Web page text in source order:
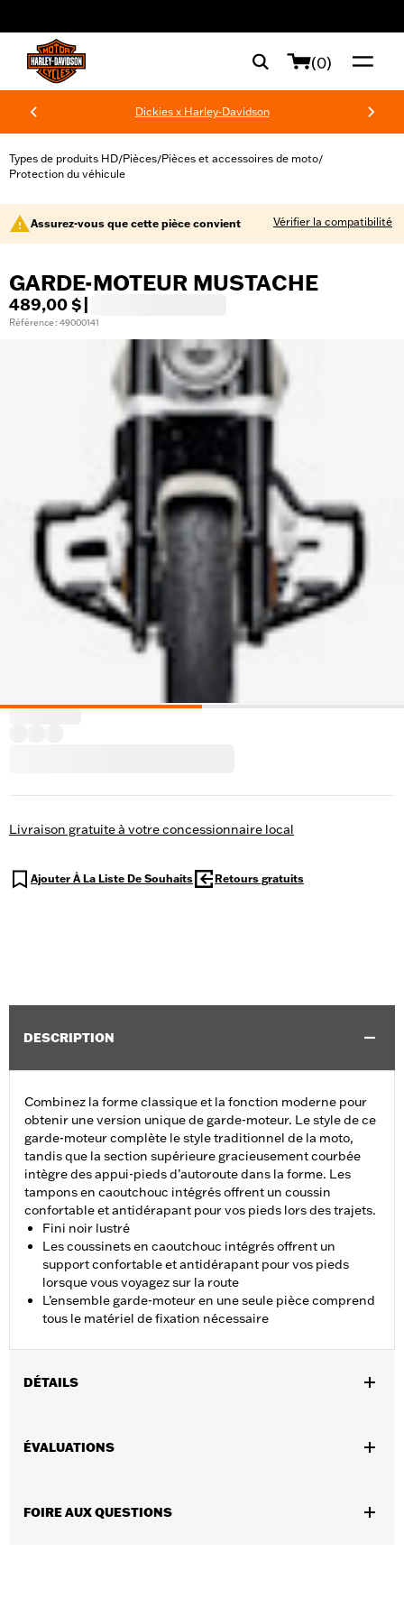
(0)
Dickies x Harley-Davidson
Types de produits HD/Pièces/Pièces et accessoires de moto/
Protection du véhicule
Assurez-vous que cette pièce convient Vérifier la compatibilité
GARDE-MOTEUR MUSTACHE
489,00 $
Référence : 49000141
Livraison gratuite à votre concessionnaire local
Ajouter À La Liste De Souhaits Retours gratuits
DESCRIPTION
Combinez la forme classique et la fonction moderne pour
obtenir une version unique de garde-moteur. Le style de ce
garde-moteur complète le style traditionnel de la moto,
tandis que la section supérieure gracieusement courbée
intègre des appui-pieds d’autoroute dans la forme. Les
tampons en caoutchouc intégrés offrent un coussin
confortable et antidérapant pour vos pieds lors des trajets.
Fini noir lustré
Les coussinets en caoutchouc intégrés offrent un
support confortable et antidérapant pour vos pieds
lorsque vous voyagez sur la route
L’ensemble garde-moteur en une seule pièce comprend
tous le matériel de fixation nécessaire
DÉTAILS
convient pas aux ensembles de commandes avancées à portée
l’accès du motocycliste au repose-pieds.
ÉVALUATIONS
FOIRE AUX QUESTIONS